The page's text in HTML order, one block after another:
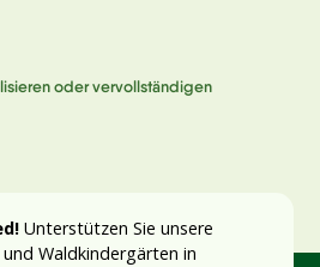
oder vervollständigen
Unterstützen Sie unsere
Waldkindergärten in